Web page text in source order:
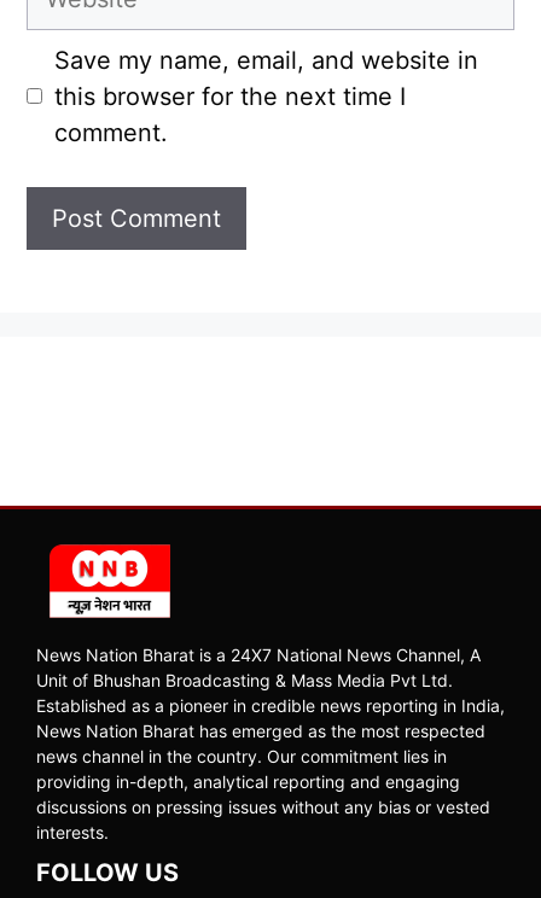
Save my name, email, and website in
this browser for the next time I
comment.
News Nation Bharat is a 24X7 National News Channel, A
Unit of Bhushan Broadcasting & Mass Media Pvt Ltd.
Established as a pioneer in credible news reporting in India,
News Nation Bharat has emerged as the most respected
news channel in the country. Our commitment lies in
providing in-depth, analytical reporting and engaging
discussions on pressing issues without any bias or vested
interests.
FOLLOW US